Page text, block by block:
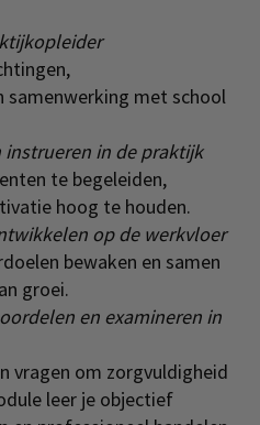
met school
instrueren in de praktijk
te begeleiden,
hoog te houden.
op de werkvloer
bewaken en samen
groei.
en examineren in
vragen om zorgvuldigheid
leer je objectief